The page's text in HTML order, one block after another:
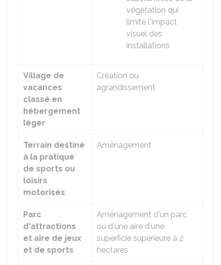
végétation qui
limite l'impact
visuel des
installations
Village de
vacances
classé en
hébergement
léger
Création ou
agrandissement
Terrain destiné
à la pratique
de sports ou
loisirs
motorisés
Aménagement
Parc
d'attractions
et aire de jeux
et de sports
Aménagement d'un parc
ou d'une aire d'une
superficie supérieure à 2
hectares